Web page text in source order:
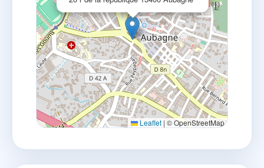
Leaflet | © OpenStreetMap